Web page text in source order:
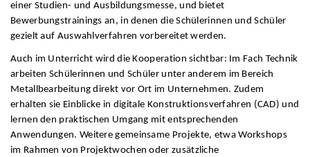
einer Studien- und Ausbildungsmesse, und bietet
Bewerbungstrainings an, in denen die Schülerinnen und Schüler
gezielt auf Auswahlverfahren vorbereitet werden.
Auch im Unterricht wird die Kooperation sichtbar: Im Fach Technik
arbeiten Schülerinnen und Schüler unter anderem im Bereich
Metallbearbeitung direkt vor Ort im Unternehmen. Zudem
erhalten sie Einblicke in digitale Konstruktionsverfahren (CAD) und
lernen den praktischen Umgang mit entsprechenden
Anwendungen. Weitere gemeinsame Projekte, etwa Workshops
im Rahmen von Projektwochen oder zusätzliche